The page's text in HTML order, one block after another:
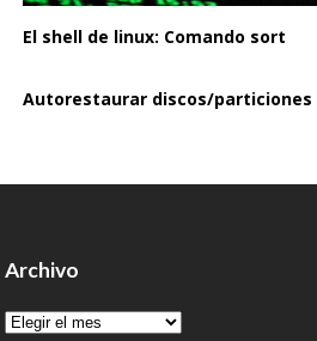
El shell de linux: Comando sort
Autorestaurar discos/particiones
Archivo
Archivo